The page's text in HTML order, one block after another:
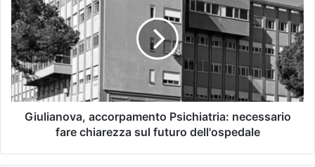
Giulianova, accorpamento Psichiatria: necessario
fare chiarezza sul futuro dell'ospedale